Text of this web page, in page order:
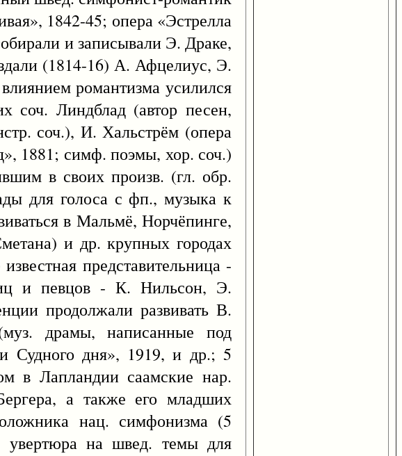
1842-45; опера «Эстрелла
и записывали Э. Драке,
(1814-16) А. Афцелиус, Э.
романтизма усилился
соч. Линдблад (автор песен,
соч.), И. Хальстрём (опера
1881; симф. поэмы, хор. соч.)
в своих произв. (гл. обр.
для голоса с фп., музыка к
в Мальмё, Норчёпинге,
и др. крупных городах
представительница -
и певцов - К. Нильсон, Э.
продолжали развивать В.
драмы, написанные под
Судного дня», 1919, и др.; 5
в Лапландии саамские нар.
а также его младших
нац. симфонизма (5
увертюра на швед. темы для